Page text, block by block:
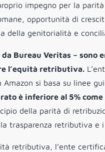
impegno per la
opportunità di
della genitorialità e
Bureau Veritas – sono
l’equità retributiva.
si basa su linee
è inferiore al 5%
della parità di
trasparenza retributiva e
retributiva, l’ente